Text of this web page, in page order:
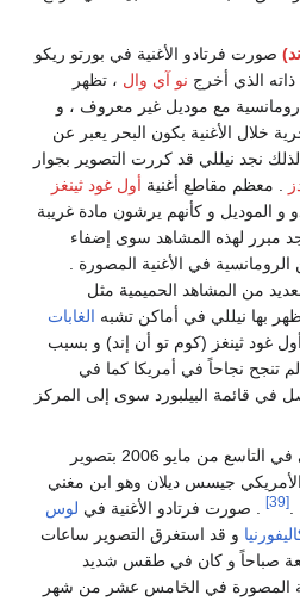
صورت فرتادو الأغنية في بورتو ريكو
الذي أخرج نو آي وال ، تظهر
مع موديل غير معروف ، و
خلال الأغنية بكون البحر يعبر عن
نجد نيللي قد كررت التصوير بجوار
. معظم مقاطع أغنية أول غود ثينغز
و الموديل و كأنهم يرشون مادة غريبة
مبرر لهذه المشاهد سوى إضفاء
في الأغنية المصورة .
من المشاهد الحميمية مثل
بها نيللي في أماكن تشبه الغابات
غود ثينغز (كوم تو أن إند) و بسبب
لم تنجح نجاحاً في أمريكا كما في
في قائمة البيلبورد سوى إلى المركز
قامت نيللي في التاسع من مايو 2006 بتصوير
الأمريكي جيسس ديلان وهو ابن مغني
.
[39] . صورت فرتادو الأغنية في لوس
و قد استغرق التصوير ساعات
صباحاً و كان في طقس شديد
المصورة في الخامس عشر من شهر